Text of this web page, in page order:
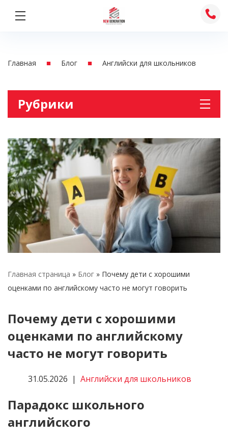
Главная ■ Блог ■ Английски для школьников
Рубрики
Английски для школьников
Английский для взрослых
Без рубрики
Деловой английский
Италия
Канада
Кейсы по поступлению
Поступление за границу
США
Турция
Языковые лагеря
Главная страница » Блог » Почему дети с хорошими
оценками по английскому часто не могут говорить
Почему дети с хорошими
оценками по английскому
часто не могут говорить
31.05.2026 Английски для школьников
Парадокс школьного
английского